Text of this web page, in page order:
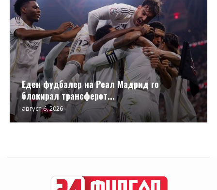
Еден фудбалер на Реал Мадрид го
блокирал трансферот...
август 6, 2026